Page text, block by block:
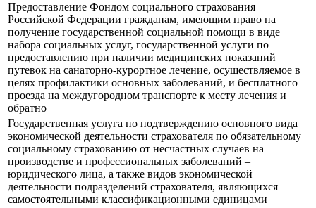
Предоставление Фондом социального страхования
Российской Федерации гражданам, имеющим право на
получение государственной социальной помощи в виде
набора социальных услуг, государственной услуги по
предоставлению при наличии медицинских показаний
путевок на санаторно-курортное лечение, осуществляемое в
целях профилактики основных заболеваний, и бесплатного
проезда на междугородном транспорте к месту лечения и
обратно
Государственная услуга по подтверждению основного вида
экономической деятельности страхователя по обязательному
социальному страхованию от несчастных случаев на
производстве и профессиональных заболеваний –
юридического лица, а также видов экономической
деятельности подразделений страхователя, являющихся
самостоятельными классификационными единицами